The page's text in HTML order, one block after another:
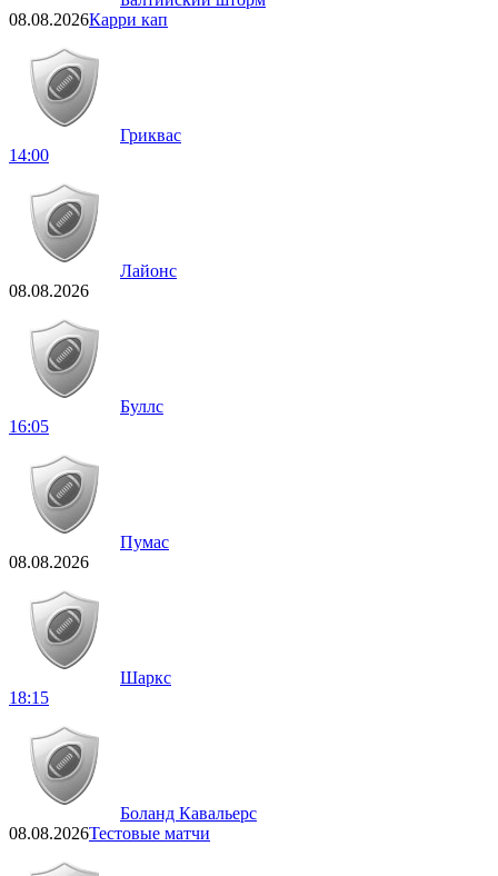
08.08.2026Карри кап
Гриквас
14:00
Лайонс
08.08.2026
Буллс
16:05
Пумас
08.08.2026
Шаркс
18:15
Боланд Кавальерс
08.08.2026Тестовые матчи